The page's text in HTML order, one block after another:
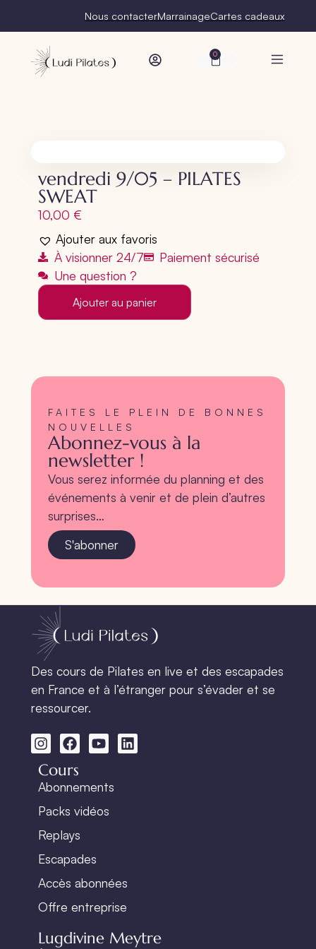
Nous contacterMarrainageCartes cadeaux
0
vendredi 9/05 – PILATES
SWEAT
10,00 €
Ajouter aux favoris
À visionner 24/7
Paiement sécurisé
Une question ?
Ajouter au panier
FAITES LE PLEIN DE BONNES
NOUVELLES
Abonnez-vous à la
newsletter !
Vous serez informée du planning et des
événements à venir et de plein d’autres
surprises…
S'abonner
Des cours de Pilates en live et des escapades
en France et à l’étranger pour s’évader et se
ressourcer.
Cours
Abonnements
Packs vidéos
Replays
Escapades
Accès abonnées
Offre entreprise
Lugdivine Meytre